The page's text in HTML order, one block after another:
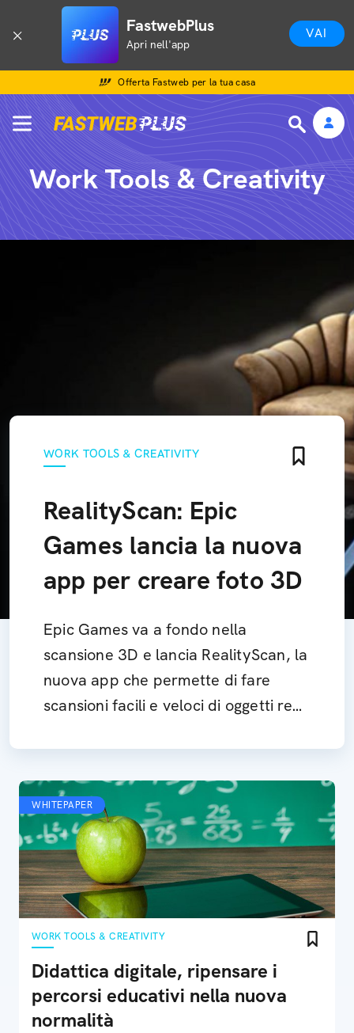
FastwebPlus
Apri nell'app
VAI
Offerta Fastweb per la tua casa
Work Tools & Creativity
WORK TOOLS & CREATIVITY
RealityScan: Epic
Games lancia la nuova
app per creare foto 3D
Epic Games va a fondo nella
scansione 3D e lancia RealityScan, la
nuova app che permette di fare
scansioni facili e veloci di oggetti reali
WHITEPAPER
WORK TOOLS & CREATIVITY
Didattica digitale, ripensare i
percorsi educativi nella nuova
normalità